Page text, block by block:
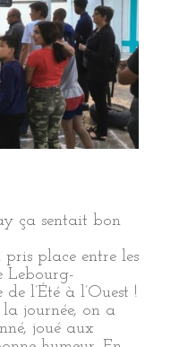
ça sentait bon
place entre les
Lebourg-
l’Été à l’Ouest !
journée, on a
joué aux